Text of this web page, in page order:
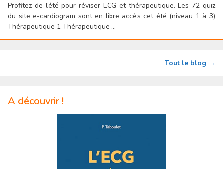
Profitez de l’été pour réviser ECG et thérapeutique. Les 72 quiz
du site e-cardiogram sont en libre accès cet été (niveau 1 à 3)
Thérapeutique 1 Thérapeutique ...
Tout le blog →
A découvrir !